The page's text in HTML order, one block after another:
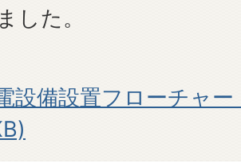
した。
設備設置フローチャ